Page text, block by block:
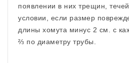
появлении в них трещин,
условии, если размер
длины хомута минус 2 см. с
⅔ по диаметру трубы.